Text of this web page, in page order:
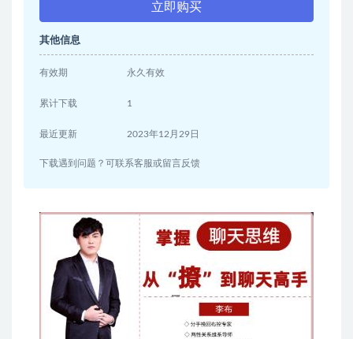
立即购买
其他信息
有效期 永久有效
累计下载 1
最近更新 2023年12月29日
下载遇到问题？可联系客服或留言反馈